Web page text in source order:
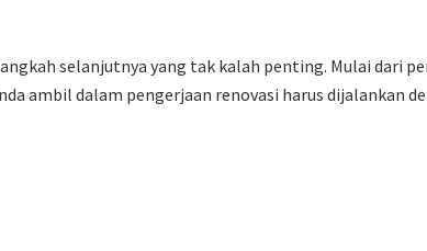
selanjutnya yang tak kalah penting. Mulai dari
ambil dalam pengerjaan renovasi harus dijalankan